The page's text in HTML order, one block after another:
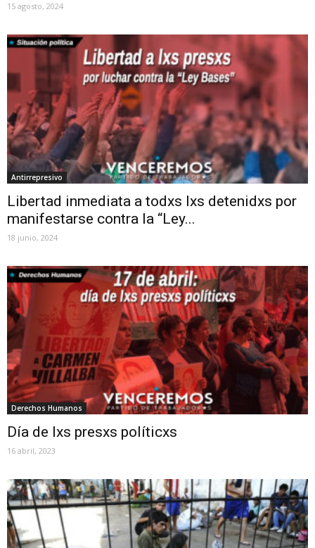
15 agosto, 2024
Antirrepresivo
Libertad inmediata a todxs lxs detenidxs por
manifestarse contra la “Ley...
18 junio, 2024
Derechos Humanos
Día de lxs presxs políticxs
16 abril, 2023